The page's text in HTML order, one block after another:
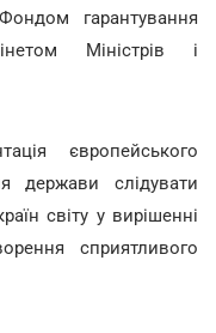
гарантування
Міністрів і
європейського
держави слідувати
світу у вирішенні
сприятливого